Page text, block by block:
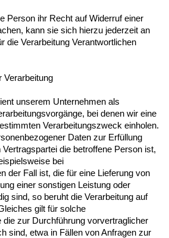
Person ihr Recht auf Widerruf einer
kann sie sich hierzu jederzeit an
die Verarbeitung Verantwortlichen
Verarbeitung
unserem Unternehmen als
bei denen wir eine
Verarbeitungszweck einholen.
Daten zur Erfüllung
die betroffene Person ist,
bei
der Fall ist, die für eine Lieferung von
einer sonstigen Leistung oder
sind, so beruht die Verarbeitung auf
gilt für solche
die zur Durchführung vorvertraglicher
sind, etwa in Fällen von Anfragen zur